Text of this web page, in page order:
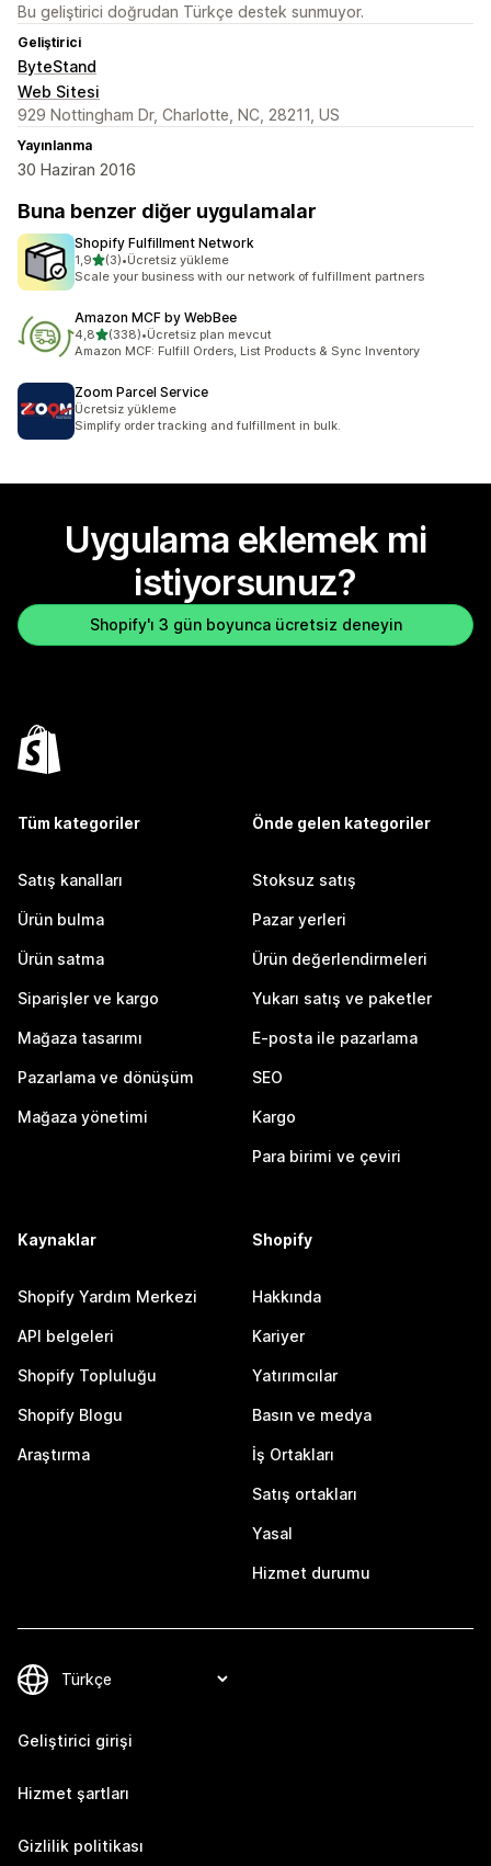
Bu geliştirici doğrudan Türkçe destek sunmuyor.
Geliştirici
ByteStand
Web Sitesi
929 Nottingham Dr, Charlotte, NC, 28211, US
Yayınlanma
30 Haziran 2016
Buna benzer diğer uygulamalar
Shopify Fulfillment Network
1,95 yıldız üzerinden
(3)
toplam 3 değerlendirme
•Ücretsiz yükleme
Scale your business with our network of fulfillment partners
Amazon MCF by WebBee
4,85 yıldız üzerinden
(338)
toplam 338 değerlendirme
•Ücretsiz plan mevcut
Amazon MCF: Fulfill Orders, List Products & Sync Inventory
Zoom Parcel Service
Ücretsiz yükleme
Simplify order tracking and fulfillment in bulk.
Uygulama eklemek mi
istiyorsunuz?
Shopify'ı 3 gün boyunca ücretsiz deneyin
Tüm kategoriler
Satış kanalları
Ürün bulma
Ürün satma
Siparişler ve kargo
Mağaza tasarımı
Pazarlama ve dönüşüm
Mağaza yönetimi
Önde gelen kategoriler
Stoksuz satış
Pazar yerleri
Ürün değerlendirmeleri
Yukarı satış ve paketler
E-posta ile pazarlama
SEO
Kargo
Para birimi ve çeviri
Kaynaklar
Shopify Yardım Merkezi
API belgeleri
Shopify Topluluğu
Shopify Blogu
Araştırma
Shopify
Hakkında
Kariyer
Yatırımcılar
Basın ve medya
İş Ortakları
Satış ortakları
Yasal
Hizmet durumu
Geliştirici girişi
Hizmet şartları
Gizlilik politikası